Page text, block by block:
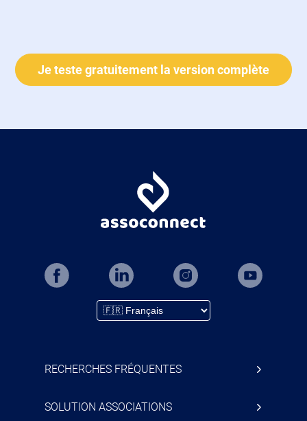
Je teste gratuitement la version complète
RECHERCHES FRÉQUENTES
SOLUTION ASSOCIATIONS